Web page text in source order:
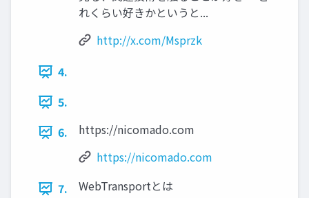
れくらい好きかというと...
http://x.com/Msprzk
4.
5.
6.
https://nicomado.com
https://nicomado.com
7.
WebTransportとは